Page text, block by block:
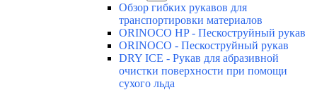
Обзор гибких рукавов для
транспортировки материалов
ORINOCO HP - Пескоструйный рукав
ORINOCO - Пескоструйный рукав
DRY ICE - Рукав для абразивной
очистки поверхности при помощи
сухого льда